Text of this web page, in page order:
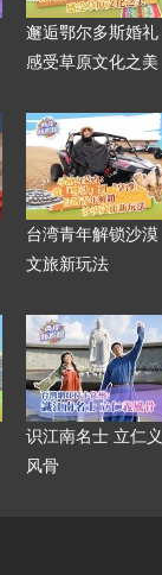
邂逅鄂尔多斯婚礼
感受草原文化之美
台湾青年解锁沙漠
文旅新玩法
识江南名士 立仁义
风骨